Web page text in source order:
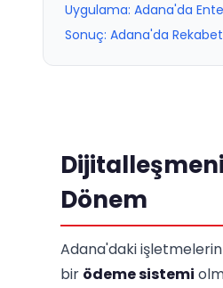
Uygulama: Adana'da
Sonuç: Adana'da Rekabet
Dönem
Adana'daki işletmelerin
bir ödeme sistemi